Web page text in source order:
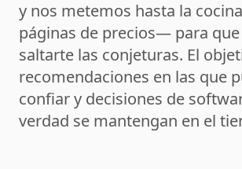
y nos metemos hasta la
páginas de precios— para
saltarte las conjeturas. El
recomendaciones en las que
confiar y decisiones de
verdad se mantengan en el